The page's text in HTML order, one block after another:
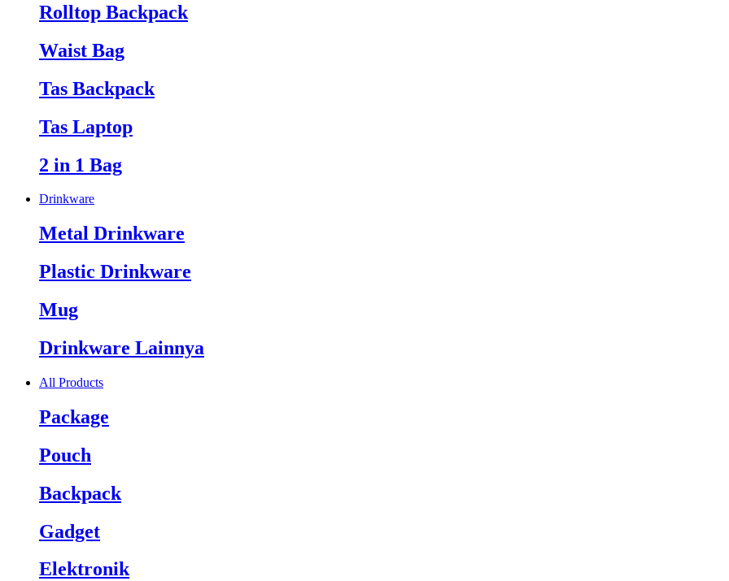
Rolltop Backpack
Waist Bag
Tas Backpack
Tas Laptop
2 in 1 Bag
Drinkware
Metal Drinkware
Plastic Drinkware
Mug
Drinkware Lainnya
All Products
Package
Pouch
Backpack
Gadget
Elektronik